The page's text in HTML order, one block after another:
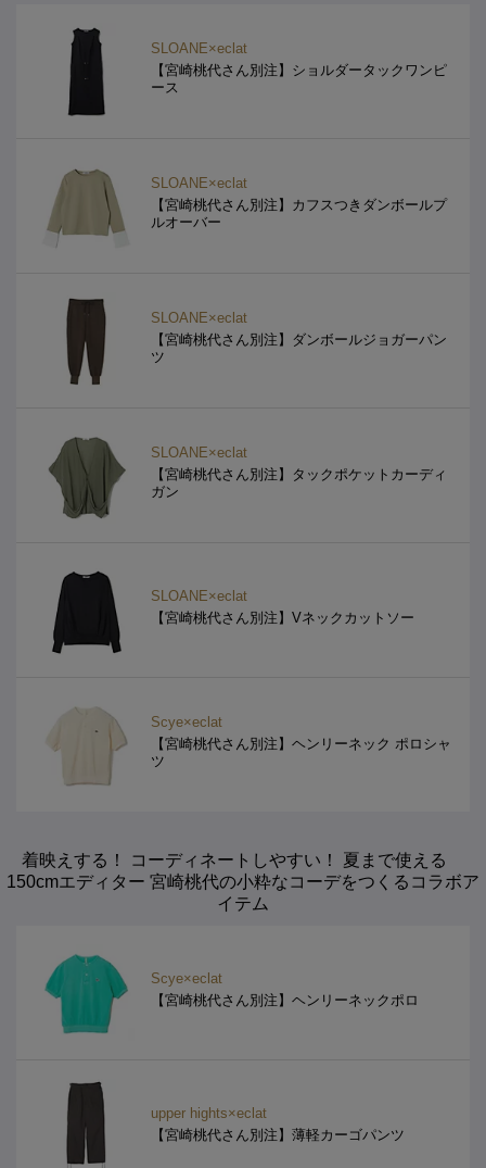
SLOANE×eclat
【宮崎桃代さん別注】ショルダータックワンピ
ース
SLOANE×eclat
【宮崎桃代さん別注】カフスつきダンボールプ
ルオーバー
SLOANE×eclat
【宮崎桃代さん別注】ダンボールジョガーパン
ツ
SLOANE×eclat
【宮崎桃代さん別注】タックポケットカーディ
ガン
SLOANE×eclat
【宮崎桃代さん別注】Vネックカットソー
Scye×eclat
【宮崎桃代さん別注】ヘンリーネック ポロシャ
ツ
着映えする！ コーディネートしやすい！ 夏まで使える
150cmエディター 宮崎桃代の小粋なコーデをつくるコラボア
イテム
Scye×eclat
【宮崎桃代さん別注】ヘンリーネックポロ
upper hights×eclat
【宮崎桃代さん別注】薄軽カーゴパンツ